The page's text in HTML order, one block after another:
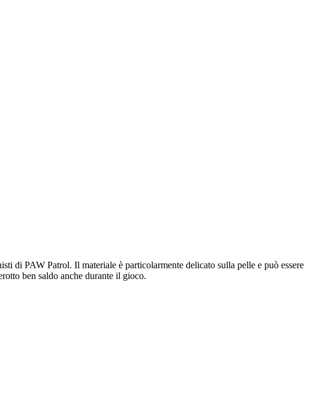
di PAW Patrol. Il materiale è particolarmente delicato sulla pelle e può essere
ben saldo anche durante il gioco.